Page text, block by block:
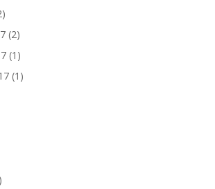
(2)
(1)
(1)